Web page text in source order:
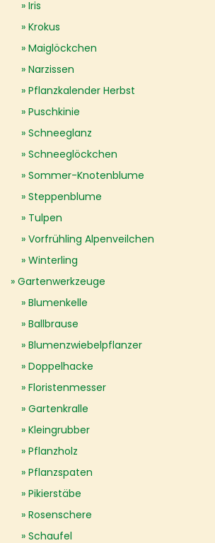
Iris
Krokus
Maiglöckchen
Narzissen
Pflanzkalender Herbst
Puschkinie
Schneeglanz
Schneeglöckchen
Sommer-Knotenblume
Steppenblume
Tulpen
Vorfrühling Alpenveilchen
Winterling
Gartenwerkzeuge
Blumenkelle
Ballbrause
Blumenzwiebelpflanzer
Doppelhacke
Floristenmesser
Gartenkralle
Kleingrubber
Pflanzholz
Pflanzspaten
Pikierstäbe
Rosenschere
Schaufel